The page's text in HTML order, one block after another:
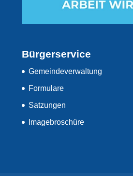
Bürgerservice
Gemeindeverwaltung
Formulare
Satzungen
Imagebroschüre